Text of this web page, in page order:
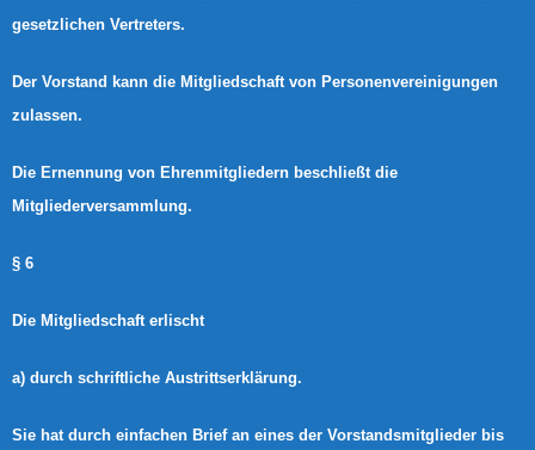
gesetzlichen Vertreters.
Der Vorstand kann die Mitgliedschaft von Personenvereinigungen
zulassen.
Die Ernennung von Ehrenmitgliedern beschließt die
Mitgliederversammlung.
§ 6
Die Mitgliedschaft erlischt
a) durch schriftliche Austrittserklärung.
Sie hat durch einfachen Brief an eines der Vorstandsmitglieder bis